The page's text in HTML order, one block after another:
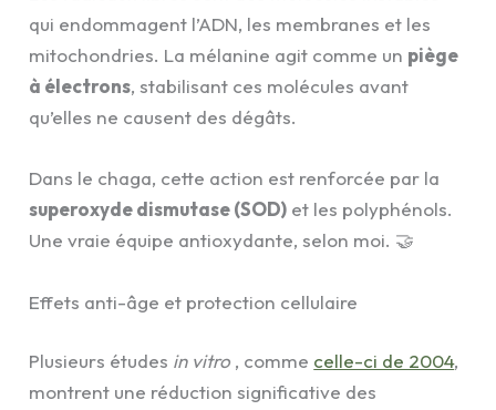
qui endommagent l’ADN, les membranes et les
mitochondries. La mélanine agit comme un piège
à électrons, stabilisant ces molécules avant
qu’elles ne causent des dégâts.
Dans le chaga, cette action est renforcée par la
superoxyde dismutase (SOD) et les polyphénols.
Une vraie équipe antioxydante, selon moi. 🤝
Effets anti-âge et protection cellulaire
Plusieurs études in vitro , comme celle-ci de 2004,
montrent une réduction significative des